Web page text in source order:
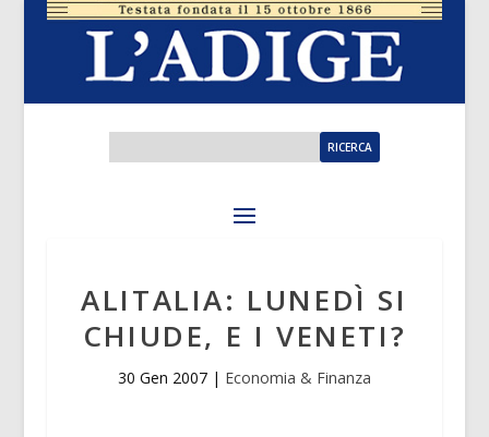
ALITALIA: LUNEDÌ SI
CHIUDE, E I VENETI?
30 Gen 2007| Economia & Finanza